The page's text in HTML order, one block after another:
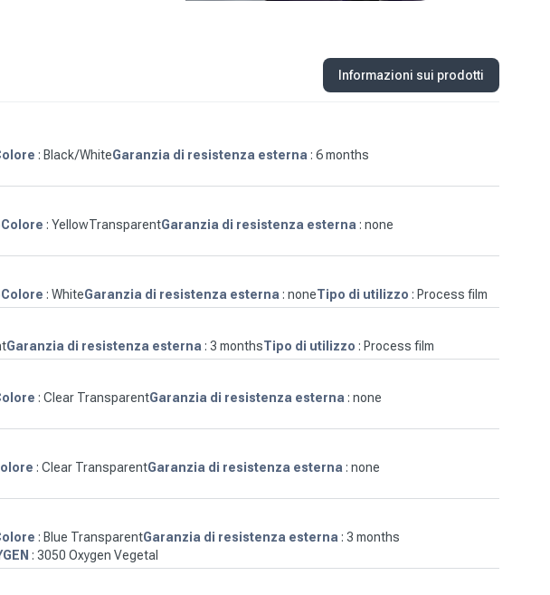
Informazioni sui prodotti
: Black/WhiteGaranzia di resistenza esterna : 6 months
Colore : YellowTransparentGaranzia di resistenza esterna : none
Colore : WhiteGaranzia di resistenza esterna : noneTipo di utilizzo : Process film
Garanzia di resistenza esterna : 3 monthsTipo di utilizzo : Process film
: Clear TransparentGaranzia di resistenza esterna : none
: Clear TransparentGaranzia di resistenza esterna : none
: Blue TransparentGaranzia di resistenza esterna : 3 months
: 3050 Oxygen Vegetal